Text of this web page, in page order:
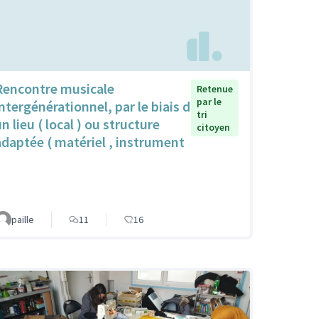
musicale
par le biais d
lieu ( local ) ou structure
( matériel , instrument
Retenue
par le
tri
citoyen
paille 11 16